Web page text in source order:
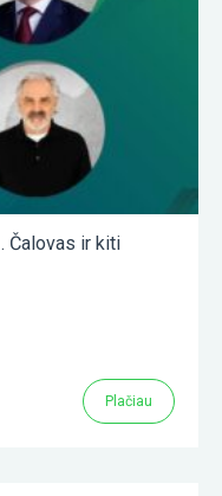
I. Čalovas ir kiti
Plačiau